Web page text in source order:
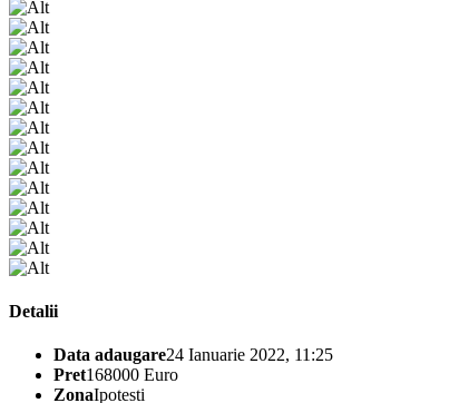
Detalii
Data adaugare24 Ianuarie 2022, 11:25
Pret168000 Euro
ZonaIpotesti